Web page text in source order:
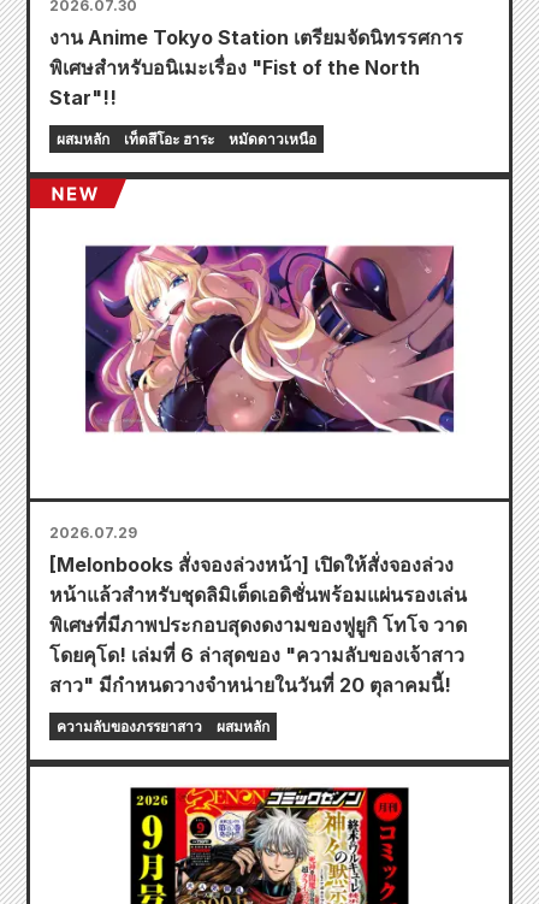
2026.07.30
งาน Anime Tokyo Station เตรียมจัดนิทรรศการ
พิเศษสำหรับอนิเมะเรื่อง "Fist of the North
Star"!!
ผสมหลัก เท็ตสึโอะ ฮาระ หมัดดาวเหนือ
2026.07.29
[Melonbooks สั่งจองล่วงหน้า] เปิดให้สั่งจองล่วง
หน้าแล้วสำหรับชุดลิมิเต็ดเอดิชั่นพร้อมแผ่นรองเล่น
พิเศษที่มีภาพประกอบสุดงดงามของฟูยูกิ โทโจ วาด
โดยคุโด! เล่มที่ 6 ล่าสุดของ "ความลับของเจ้าสาว
สาว" มีกำหนดวางจำหน่ายในวันที่ 20 ตุลาคมนี้!
ความลับของภรรยาสาว ผสมหลัก